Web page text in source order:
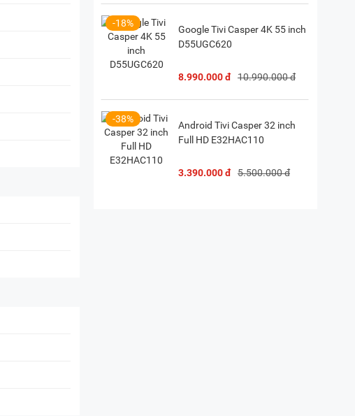
-18%
Google Tivi Casper 4K 55 inch
D55UGC620
8.990.000 đ 10.990.000 đ
-38%
Android Tivi Casper 32 inch
Full HD E32HAC110
3.390.000 đ 5.500.000 đ